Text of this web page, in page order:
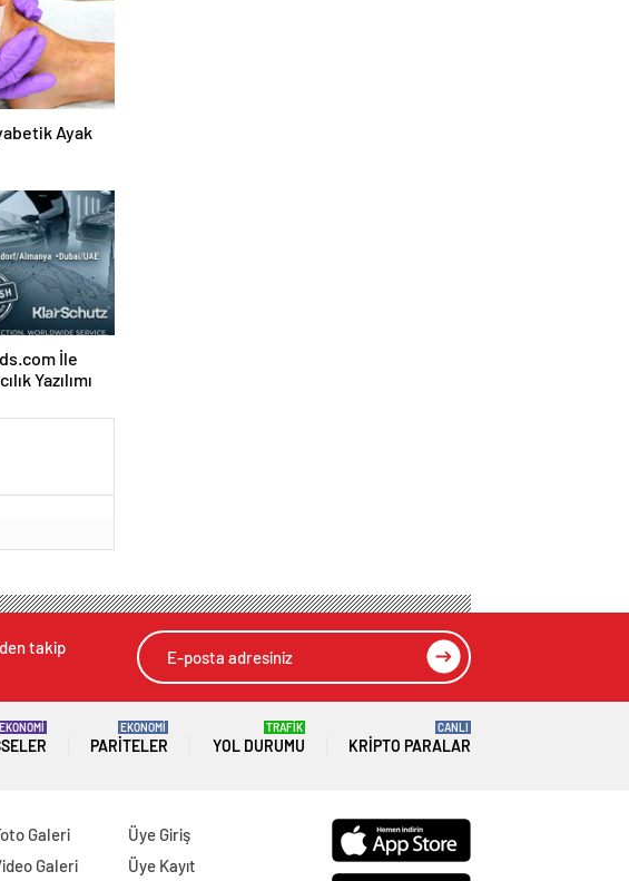
Ayak
İle
Yazılımı
takip
EKONOMİ
PARITELER
EKONOMİ
YOL DURUMU
TRAFİK
KRIPTO PARALAR
CANLI
Galeri
Galeri
Üye Giriş
Üye Kayıt